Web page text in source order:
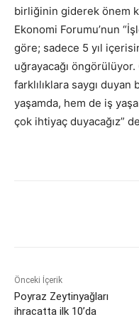
birliğinin giderek önem
Ekonomi Forumu’nun
göre; sadece 5 yıl
uğrayacağı öngörülüyor.
farklılıklara saygı
yaşamda, hem de iş
çok ihtiyaç duyacağız”
Önceki İçerik
Poyraz Zeytinyağları
ihracatta ilk 10’da